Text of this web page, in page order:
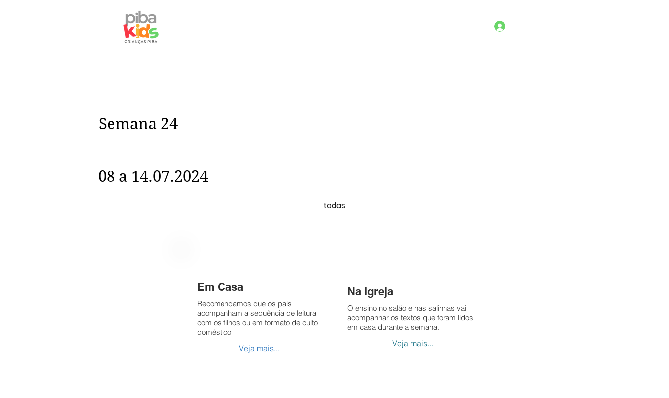
Semana 24
08 a 14.07.2024
Em Casa
Veja mais...
Recomendamos que os pais
acompanham a sequência de leitura
com os filhos ou em formato de culto
doméstico
Na Igreja
Veja mais...
O ensino no salão e nas salinhas vai
acompanhar os textos que foram lidos
em casa durante a semana.
todas